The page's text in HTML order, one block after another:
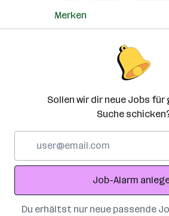
Merken
Sollen wir dir neue Jobs für
Suche
Adresse
Job-Alarm
Du erhältst nur neue passende